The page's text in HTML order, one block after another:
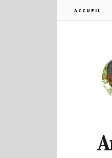
ACCUEIL